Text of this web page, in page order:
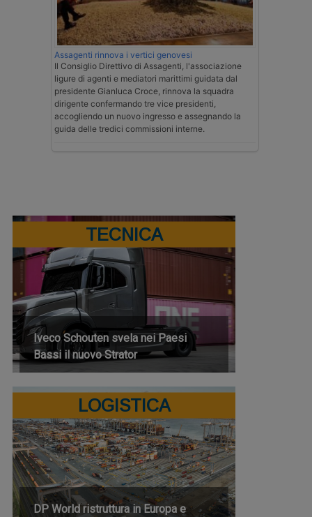
Assagenti rinnova i vertici genovesi
Il Consiglio Direttivo di Assagenti, l'associazione
ligure di agenti e mediatori marittimi guidata dal
presidente Gianluca Croce, rinnova la squadra
dirigente confermando tre vice presidenti,
accogliendo un nuovo ingresso e assegnando la
guida delle tredici commissioni interne.
TECNICA
Iveco Schouten svela nei Paesi
Bassi il nuovo Strator
LOGISTICA
DP World ristruttura in Europa e